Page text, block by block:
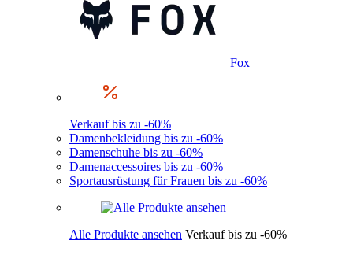
Fox
Verkauf bis zu -60%
Damenbekleidung bis zu -60%
Damenschuhe bis zu -60%
Damenaccessoires bis zu -60%
Sportausrüstung für Frauen bis zu -60%
Alle Produkte ansehen Verkauf bis zu -60%